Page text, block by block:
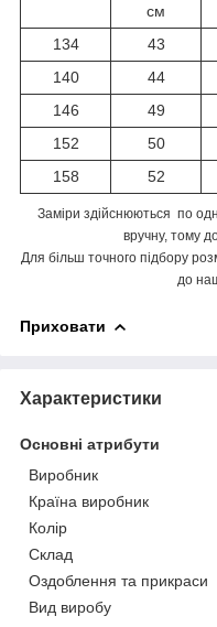
см
134 43
140
44
146
49
152
50
158
52
Заміри здійснюються по
вручну, тому
Для більш точного підбору
до
Приховати
Характеристики
Основні атрибути
Виробник
Країна виробник
Колір
Склад
Оздоблення та прикраси
Вид виробу